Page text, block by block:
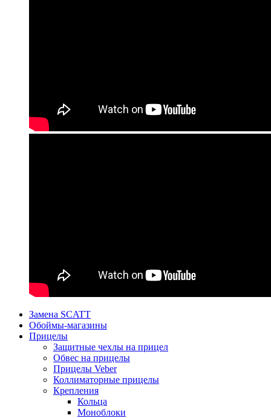
Замена SCATT
Обоймы-магазины
Прицелы
Защитные чехлы на прицел
Обвес на прицелы
Прицелы Veber
Коллиматорные прицелы
Крепления
Кольца
Моноблоки